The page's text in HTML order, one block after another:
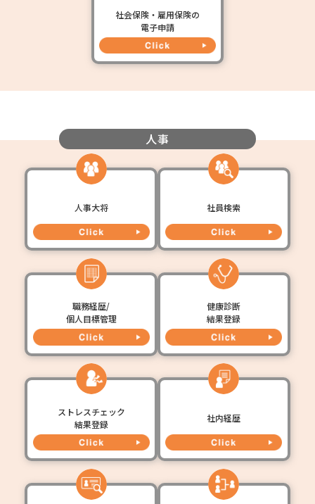
社会保険・雇用保険の
電子申請
人事
人事大将 社員検索
職務経歴/
個人目標管理
健康診断
結果登録
ストレスチェック
結果登録
社内経歴